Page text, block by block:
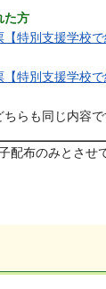
た方
特別支援学校
特別支援学校
らも同じ内容で
布のみとさせ